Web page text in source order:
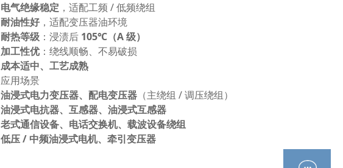
电气绝缘稳定 ，适配工频 / 低频绕组
耐油性好，适配变压器油环境
耐热等级 ：浸渍后 105℃（A 级）
加工性优 ：绕线顺畅、不易破损
成本适中、工艺成熟
应用场景
油浸式电力变压器、配电变压器 （主绕组 / 调压绕组）
油浸式电抗器、互感器、油浸式互感器
老式通信设备、电话交换机、载波设备绕组
低压 / 中频油浸式电机、牵引变压器